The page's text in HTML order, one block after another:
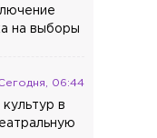
на выборы
06:44
в